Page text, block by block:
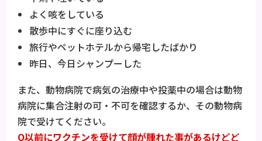
よく咳をしている
散歩中にすぐに座り込む
旅行やペットホテルから帰宅したばかり
昨日、今日シャンプーした
また、動物病院で病気の治療中や投薬中の場合は動物
病院に集合注射の可・不可を確認するか、その動物病
院で受けてください。
Q以前にワクチンを受けて顔が腫れた事があるけどど